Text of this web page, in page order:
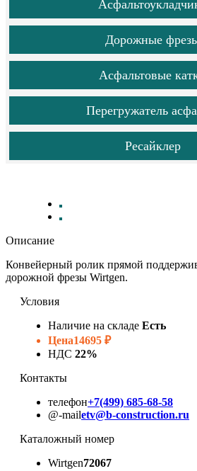
Дорожные
Асфальтовые
Перегружатель
Ресайклер
Описание
Конвейерный ролик прямой
дорожной фрезы Wirtgen.
Условия
Наличие на складе Есть
Цена14695 ₽
НДС 22%
Контакты
телефон+7(499) 685-68-58
@-mailetv@b-construction.ru
Каталожный номер
Wirtgen72067